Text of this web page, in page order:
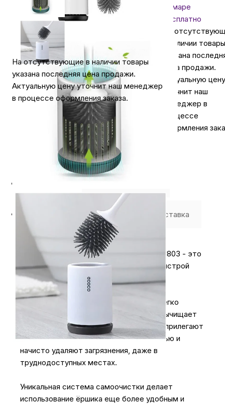
Сервисный центр Apple в Самаре
Подарочные сертификаты
Аудио
На отсутствующие в наличии товары
указана последняя цена продажи.
Актуальную цену уточнит наш менеджер
в процессе оформления заказа.
Самаре
бесплатно
На
в наличии товары
указана
цена продажи.
Актуальную цену
уточнит наш
менеджер в
процессе
оформления
Оплата Доставка
Ёршик для унитаза Xiaomi iCLEAN Yijie E1803 - это
идеальный выбор для эффективной и быстрой
очистки вашего унитаза.
Благодаря гибкой насадке-щетке, он легко
адаптируется к очищаемому месту и вычищает
его без мертвых углов. Волоски щетки прилегают
к поверхности с максимальной площадью и
начисто удаляют загрязнения, даже в
труднодоступных местах.
Уникальная система самоочистки делает
использование ёршика еще более удобным и